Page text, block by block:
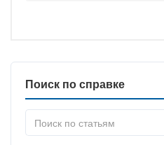
Поиск по справке